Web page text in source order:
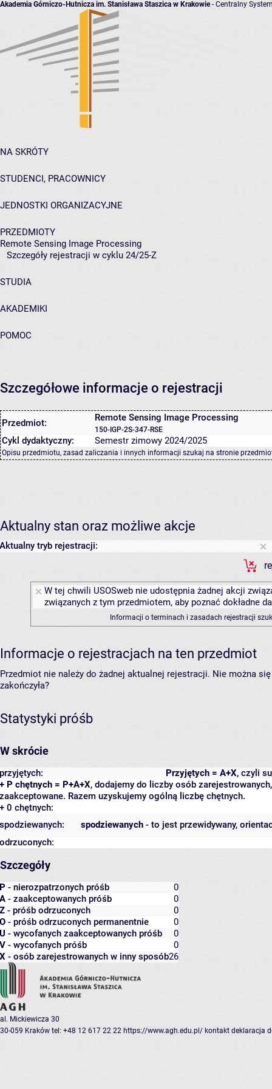
Akademia Górniczo-Hutnicza im. Stanisława Staszica w Krakowie- Centralny
NA SKRÓTY
STUDENCI, PRACOWNICY
JEDNOSTKI ORGANIZACYJNE
PRZEDMIOTY
Remote Sensing Image Processing
Szczegóły rejestracji w cyklu 24/25-Z
STUDIA
AKADEMIKI
POMOC
Szczegółowe informacje o rejestracji
Przedmiot: Remote Sensing Image Processing
150-IGP-2S-347-RSE
Cykl dydaktyczny: Semestr zimowy 2024/2025
Opisu przedmiotu, zasad zaliczania i innych informacji szukaj na stronie
Aktualny stan oraz możliwe akcje
Aktualny tryb rejestracji:
W tej chwili USOSweb nie udostępnia żadnej akcji
związanych z tym przedmiotem, aby poznać dokładne
Informacji o terminach i zasadach rejestracji
Informacje o rejestracjach na ten przedmiot
Przedmiot nie należy do żadnej aktualnej rejestracji. Nie można
zakończyła?
Statystyki próśb
W skrócie
Przyjętych = A+X, czyli
przyjętych:
+ P chętnych = P+A+X, dodajemy do liczby osób
zaakceptowane. Razem uzyskujemy ogólną liczbę chętnych.
+ 0 chętnych:
spodziewanych - to jest przewidywany,
spodziewanych:
odrzuconych:
Szczegóły
P - nierozpatrzonych próśb
0
A - zaakceptowanych próśb
0
Z - próśb odrzuconych
0
O - próśb odrzuconych permanentnie
0
U - wycofanych zaakceptowanych próśb
0
V - wycofanych próśb
0
X - osób zarejestrowanych w inny sposób26
al. Mickiewicza 30
30-059 Kraków tel: +48 12 617 22 22 https://www.agh.edu.pl/ kontakt deklaracja